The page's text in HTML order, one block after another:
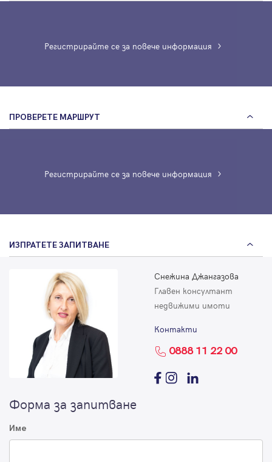
Регистрирайте се за повече информация
ПРОВЕРЕТЕ МАРШРУТ
Регистрирайте се за повече информация
ИЗПРАТЕТЕ ЗАПИТВАНЕ
Снежина Джангазова
Главен консултант
недвижими имоти
Контакти
0888 11 22 00
Форма за запитване
Име